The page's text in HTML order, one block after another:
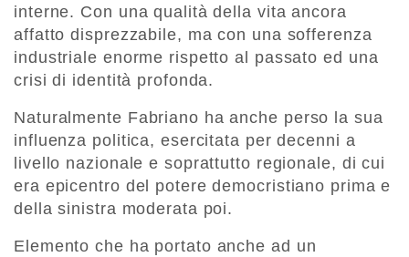
interne. Con una qualità della vita ancora
affatto disprezzabile, ma con una sofferenza
industriale enorme rispetto al passato ed una
crisi di identità profonda.
Naturalmente Fabriano ha anche perso la sua
influenza politica, esercitata per decenni a
livello nazionale e soprattutto regionale, di cui
era epicentro del potere democristiano prima e
della sinistra moderata poi.
Elemento che ha portato anche ad un